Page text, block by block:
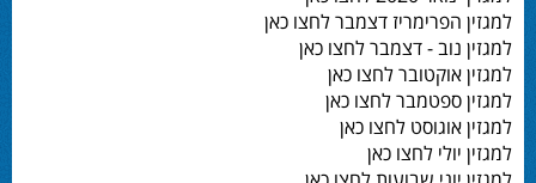
למגזין הפרימריז דצמבר לחצו כאן
למגזין נוב - דצמבר לחצו כאן
למגזין אוקטובר לחצו כאן
למגזין ספטמבר לחצו כאן
למגזין אוגוסט לחצו כאן
למגזין יולי לחצו כאן